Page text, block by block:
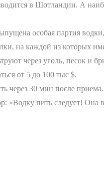
в Шотландии. А
особая партия
на каждой из которых
через уголь, песок
от 5 до 100 тыс $.
через 30 мин после
«Водку пить следует! Она